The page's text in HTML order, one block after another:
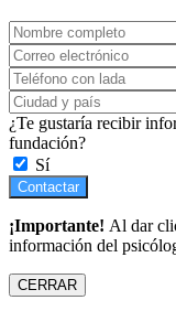
¿Te gustaría recibir
fundación?
Sí
Contactar
¡Importante! Al dar
información del
CERRAR